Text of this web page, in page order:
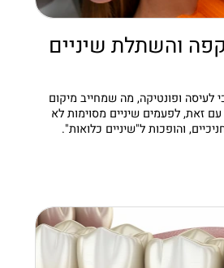
והשתלת שיניים
לעיסה ופונטיקה, מה שמחייב מיקום
זאת, לפעמים שיניים מסוימות לא
והופכות ל"שיניים כלואות".